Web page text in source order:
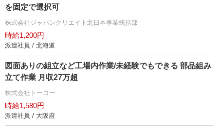
を固定で選択可
株式会社ジャパンクリエイト北日本事業統括部
時給1,200円
派遣社員 / 北海道
図面ありの組立など工場内作業/未経験でもできる 部品組み
立て作業 月収27万超
株式会社トーコー
時給1,580円
派遣社員 / 大阪府